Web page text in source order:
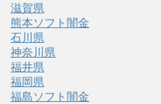
滋賀県
熊本ソフト闇金
石川県
神奈川県
福井県
福岡県
福島ソフト闇金